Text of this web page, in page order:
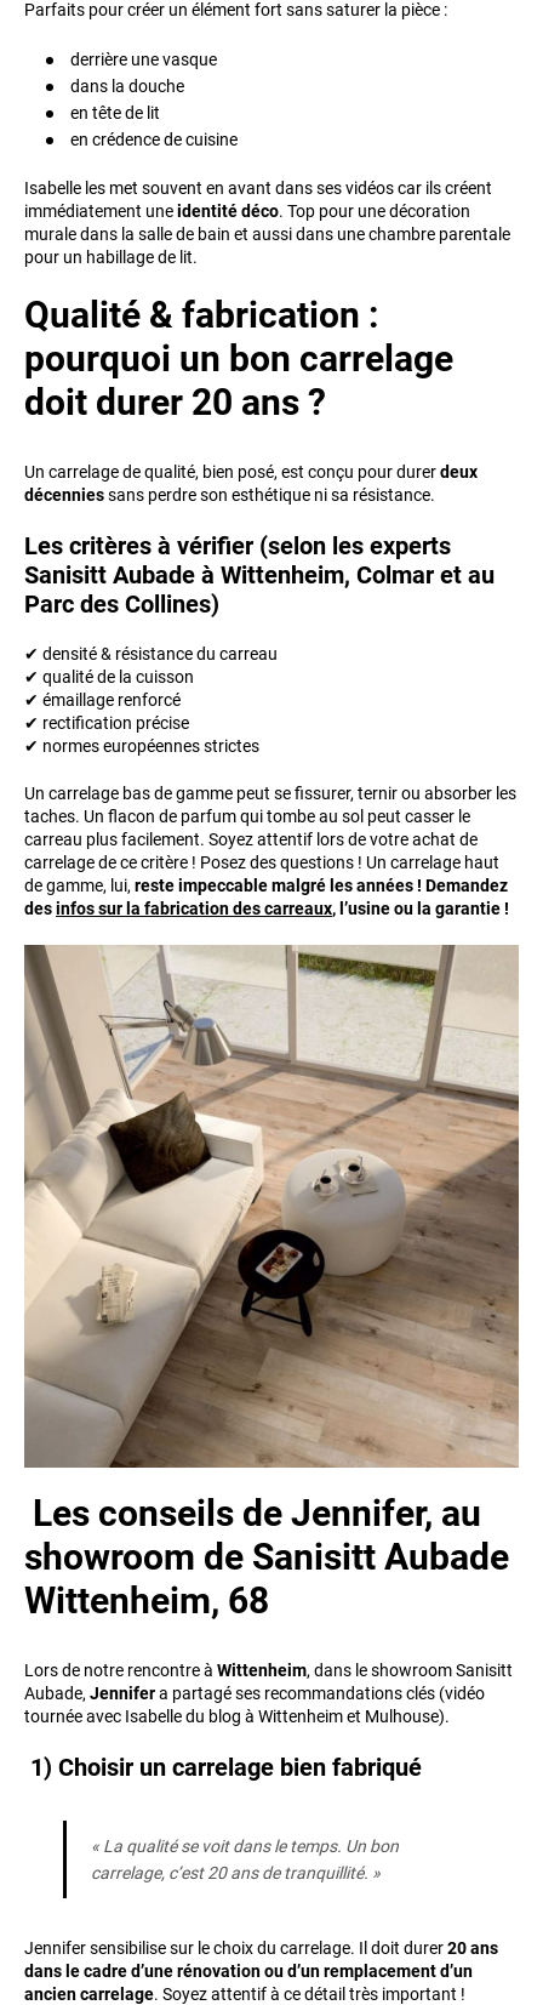
Parfaits pour créer un élément fort sans saturer la pièce :
derrière une vasque
dans la douche
en tête de lit
en crédence de cuisine
Isabelle les met souvent en avant dans ses vidéos car ils créent
immédiatement uneidentité déco. Top pour une décoration
murale dans la salle de bain et aussi dans une chambre parentale
pour un habillage de lit.
Qualité & fabrication :
pourquoi un bon carrelage
doit durer 20 ans ?
Un carrelage de qualité, bien posé, est conçu pour durerdeux
décenniessans perdre son esthétique ni sa résistance.
Les critères à vérifier (selon les experts
Sanisitt Aubade à Wittenheim, Colmar et au
Parc des Collines)
✔ densité & résistance du carreau
✔ qualité de la cuisson
✔ émaillage renforcé
✔ rectification précise
✔ normes européennes strictes
Un carrelage bas de gamme peut se fissurer, ternir ou absorber les
taches. Un flacon de parfum qui tombe au sol peut casser le
carreau plus facilement. Soyez attentif lors de votre achat de
carrelage de ce critère ! Posez des questions ! Un carrelage haut
de gamme, lui, reste impeccable malgré les années ! Demandez
desinfos sur la fabrication des carreaux, l’usine ou la garantie !
Les conseils de Jennifer, au
showroom de Sanisitt Aubade
Wittenheim, 68
Lors de notre rencontre à Wittenheim, dans le showroom Sanisitt
Aubade, Jennifera partagé ses recommandations clés (vidéo
tournée avec Isabelle du blog à Wittenheim et Mulhouse).
1) Choisir un carrelage bien fabriqué
« La qualité se voit dans le temps. Un bon
carrelage, c’est 20 ans de tranquillité. »
Jennifer sensibilise sur le choix du carrelage. Il doit durer20 ans
dans le cadre d’une rénovation ou d’un remplacement d’un
ancien carrelage. Soyez attentif à ce détail très important !